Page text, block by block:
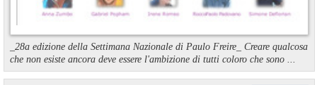
_28a edizione della Settimana Nazionale di Paulo Freire_ Creare qualcosa
che non esiste ancora deve essere l'ambizione di tutti coloro che sono ...